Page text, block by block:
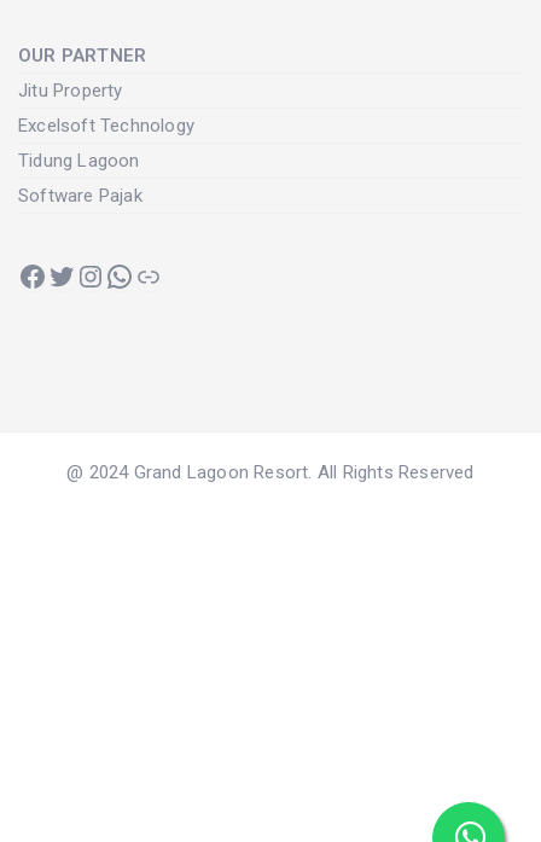
OUR PARTNER
Jitu Property
Excelsoft Technology
Tidung Lagoon
Software Pajak
Facebook
Twitter
Instagram
WhatsApp
Link
@ 2024 Grand Lagoon Resort. All Rights Reserved